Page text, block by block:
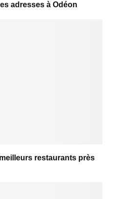
adresses à Odéon
restaurants près